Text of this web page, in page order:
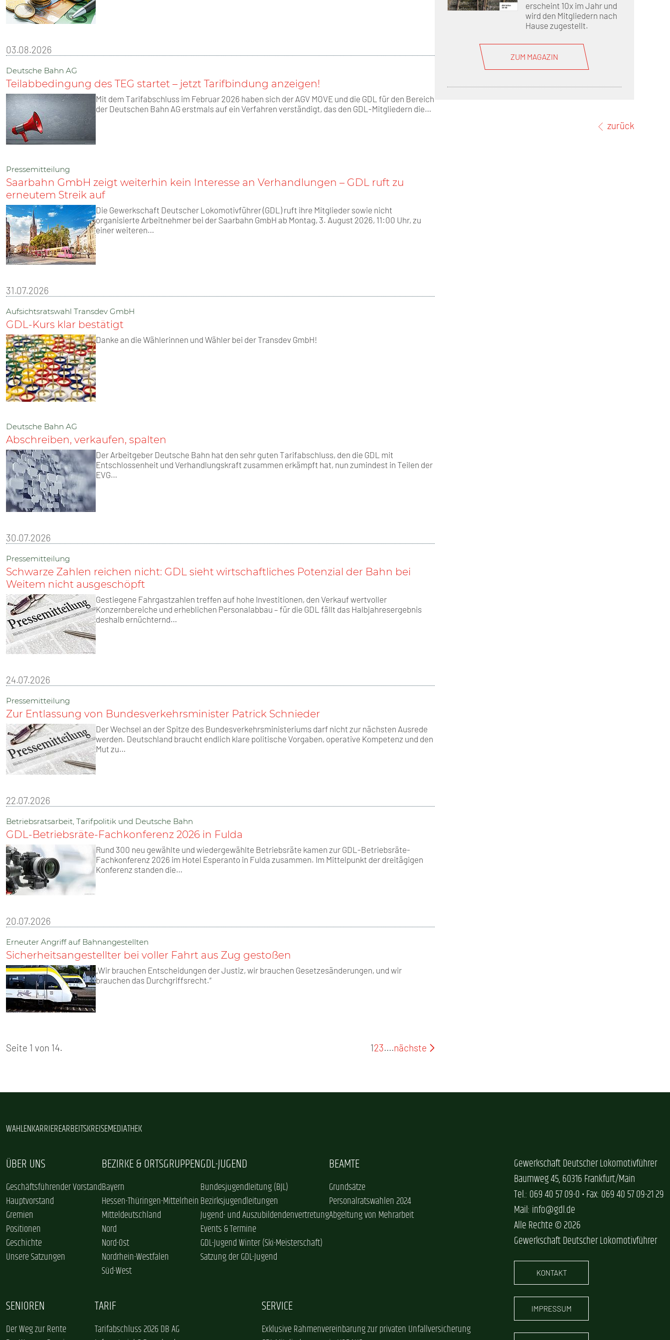
03.08.2026
Deutsche Bahn AG
Teilabbedingung des TEG startet – jetzt Tarifbindung anzeigen!
Mit dem Tarifabschluss im Februar 2026 haben sich der AGV MOVE und die GDL für den Bereich
der Deutschen Bahn AG erstmals auf ein Verfahren verständigt, das den GDL-Mitgliedern die…
Pressemitteilung
Saarbahn GmbH zeigt weiterhin kein Interesse an Verhandlungen – GDL ruft zu
erneutem Streik auf
Die Gewerkschaft Deutscher Lokomotivführer (GDL) ruft ihre Mitglieder sowie nicht
organisierte Arbeitnehmer bei der Saarbahn GmbH ab Montag, 3. August 2026, 11:00 Uhr, zu
einer weiteren…
31.07.2026
Aufsichtsratswahl Transdev GmbH
GDL-Kurs klar bestätigt
Danke an die Wählerinnen und Wähler bei der Transdev GmbH!
Deutsche Bahn AG
Abschreiben, verkaufen, spalten
Der Arbeitgeber Deutsche Bahn hat den sehr guten Tarifabschluss, den die GDL mit
Entschlossenheit und Verhandlungskraft zusammen erkämpft hat, nun zumindest in Teilen der
EVG…
30.07.2026
Pressemitteilung
Schwarze Zahlen reichen nicht: GDL sieht wirtschaftliches Potenzial der Bahn bei
Weitem nicht ausgeschöpft
Gestiegene Fahrgastzahlen treffen auf hohe Investitionen, den Verkauf wertvoller
Konzernbereiche und erheblichen Personalabbau – für die GDL fällt das Halbjahresergebnis
deshalb ernüchternd…
24.07.2026
Pressemitteilung
Zur Entlassung von Bundesverkehrsminister Patrick Schnieder
Der Wechsel an der Spitze des Bundesverkehrsministeriums darf nicht zur nächsten Ausrede
werden. Deutschland braucht endlich klare politische Vorgaben, operative Kompetenz und den
Mut zu…
22.07.2026
Betriebsratsarbeit, Tarifpolitik und Deutsche Bahn
GDL-Betriebsräte-Fachkonferenz 2026 in Fulda
Rund 300 neu gewählte und wiedergewählte Betriebsräte kamen zur GDL-Betriebsräte-
Fachkonferenz 2026 im Hotel Esperanto in Fulda zusammen. Im Mittelpunkt der dreitägigen
Konferenz standen die…
20.07.2026
Erneuter Angriff auf Bahnangestellten
Sicherheitsangestellter bei voller Fahrt aus Zug gestoßen
„Wir brauchen Entscheidungen der Justiz, wir brauchen Gesetzesänderungen, und wir
brauchen das Durchgriffsrecht.“
Seite 1 von 14. 123....nächste
erscheint 10x im Jahr und
wird den Mitgliedern nach
Hause zugestellt.
ZUM MAGAZIN
zurück
WAHLENKARRIEREARBEITSKREISEMEDIATHEK
ÜBER UNS
Geschäftsführender Vorstand
Hauptvorstand
Gremien
Positionen
Geschichte
Unsere Satzungen
BEZIRKE & ORTSGRUPPEN
Bayern
Hessen-Thüringen-Mittelrhein
Mitteldeutschland
Nord
Nord-Ost
Nordrhein-Westfalen
Süd-West
GDL-JUGEND
Bundesjugendleitung (BJL)
Bezirksjugendleitungen
Jugend- und Auszubildendenvertretung
Events & Termine
GDL-Jugend Winter (Ski-Meisterschaft)
Satzung der GDL-Jugend
BEAMTE
Grundsätze
Personalratswahlen 2024
Abgeltung von Mehrarbeit
SENIOREN
Der Weg zur Rente
TARIF
Tarifabschluss 2026 DB AG
SERVICE
Exklusive Rahmenvereinbarung zur privaten Unfallversicherung
Gewerkschaft Deutscher Lokomotivführer
Baumweg 45, 60316 Frankfurt/Main
Tel.: 069 40 57 09-0 • Fax: 069 40 57 09-21 29
Mail: info@gdl.de
Alle Rechte © 2026
Gewerkschaft Deutscher Lokomotivführer
KONTAKT
IMPRESSUM